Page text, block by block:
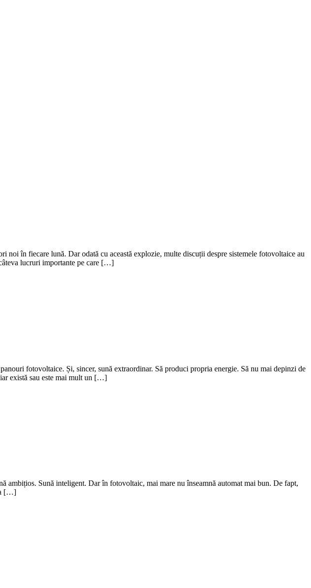
în fiecare lună. Dar odată cu această explozie, multe discuții despre sistemele fotovoltaice au
lucruri importante pe care […]
fotovoltaice. Și, sincer, sună extraordinar. Să produci propria energie. Să nu mai depinzi de
există sau este mai mult un […]
ambițios. Sună inteligent. Dar în fotovoltaic, mai mare nu înseamnă automat mai bun. De fapt,
[…]